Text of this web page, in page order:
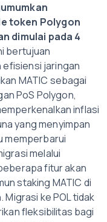
token Polygon
dimulai pada 4
bertujuan
efisiensi jaringan
MATIC sebagai
PoS Polygon,
inflasi
yang menyimpan
memperbarui
melalui
fitur akan
staking MATIC di
ke POL tidak
fleksibilitas bagi